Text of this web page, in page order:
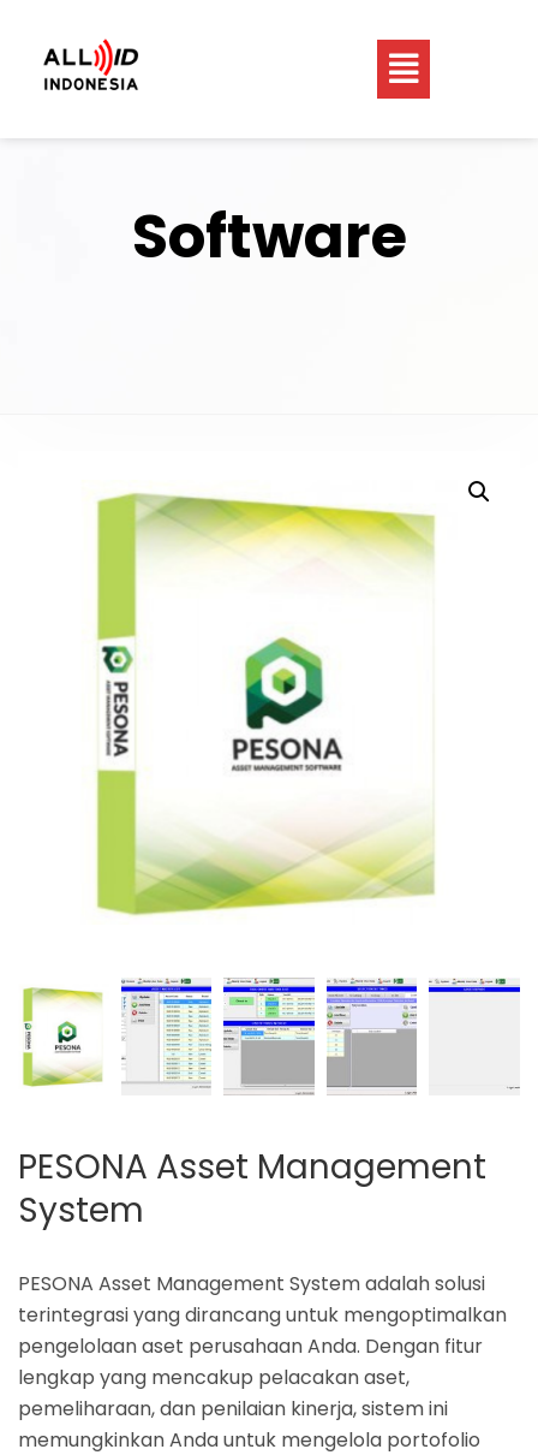
Software
PESONA Asset Management
System
PESONA Asset Management System adalah solusi
terintegrasi yang dirancang untuk mengoptimalkan
pengelolaan aset perusahaan Anda. Dengan fitur
lengkap yang mencakup pelacakan aset,
pemeliharaan, dan penilaian kinerja, sistem ini
memungkinkan Anda untuk mengelola portofolio